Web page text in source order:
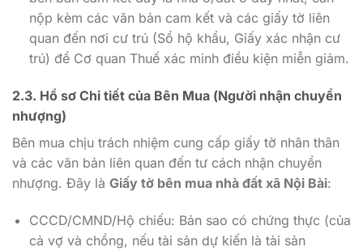
nộp kèm các văn bản cam kết và các giấy tờ liên
quan đến nơi cư trú (Sổ hộ khẩu, Giấy xác nhận cư
trú) để Cơ quan Thuế xác minh điều kiện miễn giảm.
2.3. Hồ sơ Chi tiết của Bên Mua (Người nhận chuyển
nhượng)
Bên mua chịu trách nhiệm cung cấp giấy tờ nhân thân
và các văn bản liên quan đến tư cách nhận chuyển
nhượng. Đây là Giấy tờ bên mua nhà đất xã Nội Bài:
CCCD/CMND/Hộ chiếu: Bản sao có chứng thực (của
cả vợ và chồng, nếu tài sản dự kiến là tài sản